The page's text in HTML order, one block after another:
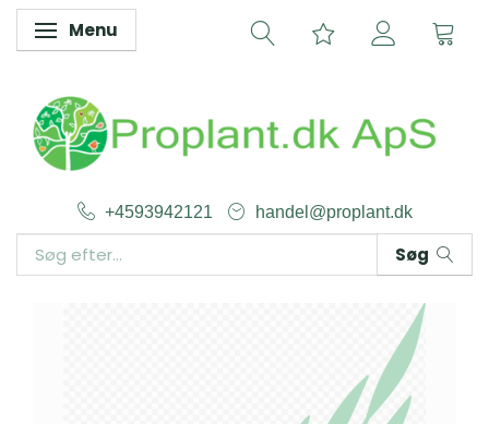
Skifte navigation
Menu
+4593942121 handel@proplant.dk
Søg